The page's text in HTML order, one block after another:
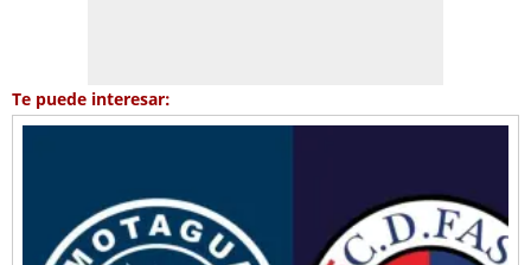
Te puede interesar: